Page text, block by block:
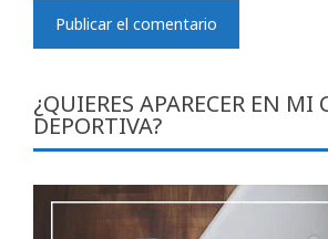
¿QUIERES APARECER EN
DEPORTIVA?